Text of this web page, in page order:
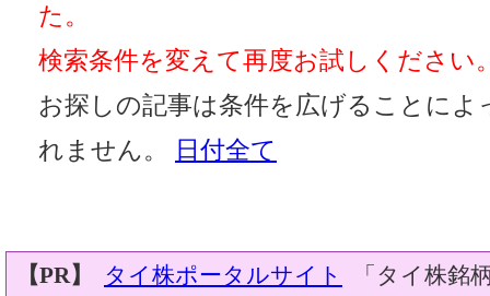
た。
検索条件を変えて再度お試しください
お探しの記事は条件を広げることに
れません。
日付全て
【PR】 タイ株ポータルサイト
「タイ株銘